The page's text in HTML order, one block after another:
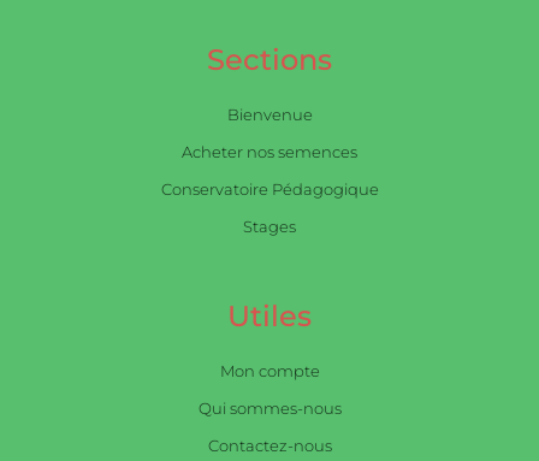
Sections
Bienvenue
Acheter nos semences
Conservatoire Pédagogique
Stages
Utiles
Mon compte
Qui sommes-nous
Contactez-nous